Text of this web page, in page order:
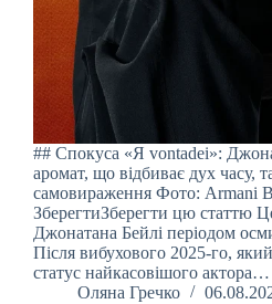
## Спокуса «Я vontadei»:
аромат, що відбиває дух часу,
самовираження Фото: Armani
ЗберегтиЗберегти цю статтю
Джонатана Бейлі періодом
Після вибухового 2025-го,
статус найкасовішого актора…
Оляна Гречко